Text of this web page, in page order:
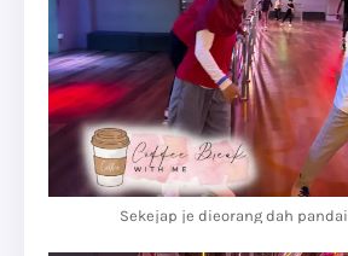
Sekejap je dieorang dah pandai